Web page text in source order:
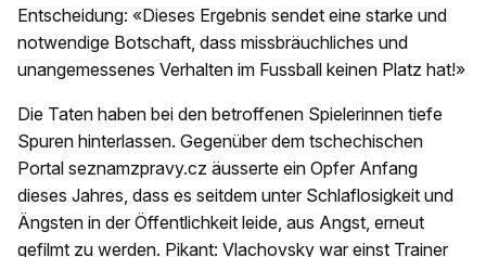
Entscheidung: «Dieses Ergebnis sendet eine starke und
notwendige Botschaft, dass missbräuchliches und
unangemessenes Verhalten im Fussball keinen Platz hat!»
Die Taten haben bei den betroffenen Spielerinnen tiefe
Spuren hinterlassen. Gegenüber dem tschechischen
Portal seznamzpravy.cz äusserte ein Opfer Anfang
dieses Jahres, dass es seitdem unter Schlaflosigkeit und
Ängsten in der Öffentlichkeit leide, aus Angst, erneut
gefilmt zu werden. Pikant: Vlachovsky war einst Trainer